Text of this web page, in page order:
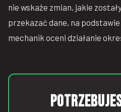
nie wskaże zmian, jakie
przekazać dane, na
mechanik oceni działanie